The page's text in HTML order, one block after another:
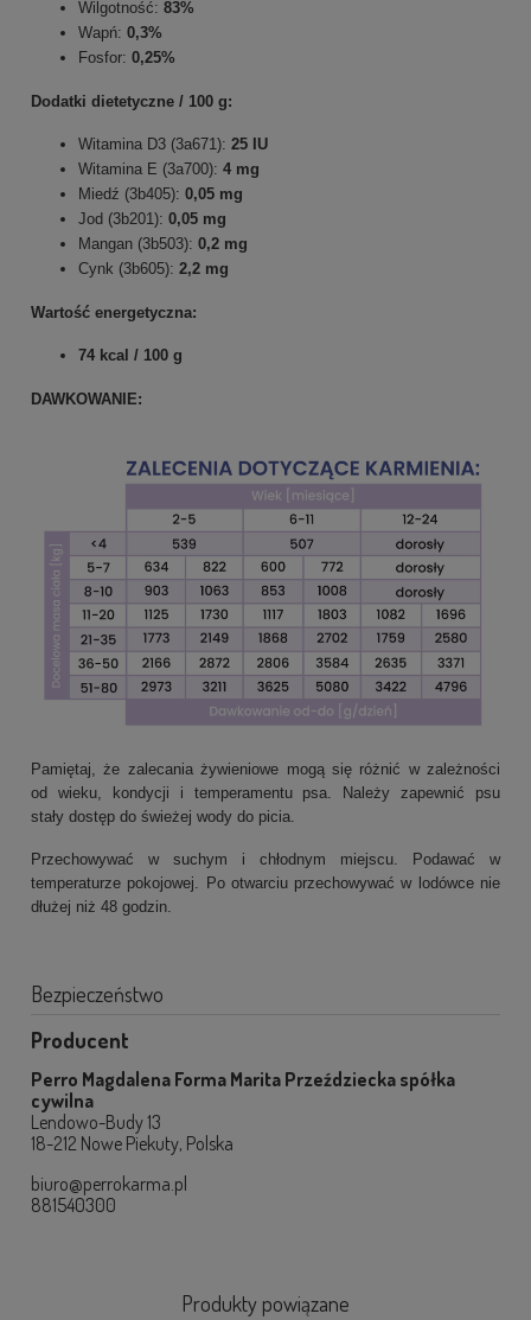
Wilgotność: 83%
Wapń: 0,3%
Fosfor: 0,25%
Dodatki dietetyczne / 100 g:
Witamina D3 (3a671): 25 IU
Witamina E (3a700): 4 mg
Miedź (3b405): 0,05 mg
Jod (3b201): 0,05 mg
Mangan (3b503): 0,2 mg
Cynk (3b605): 2,2 mg
Wartość energetyczna:
74 kcal / 100 g
DAWKOWANIE:
Pamiętaj, że zalecania żywieniowe mogą się różnić w zależności
od wieku, kondycji i temperamentu psa. Należy zapewnić psu
stały dostęp do świeżej wody do picia.
Przechowywać w suchym i chłodnym miejscu. Podawać w
temperaturze pokojowej. Po otwarciu przechowywać w lodówce nie
dłużej niż 48 godzin.
Bezpieczeństwo
Producent
Perro Magdalena Forma Marita Przeździecka spółka
cywilna
Lendowo-Budy 13
18-212 Nowe Piekuty, Polska
biuro@perrokarma.pl
881540300
Produkty powiązane